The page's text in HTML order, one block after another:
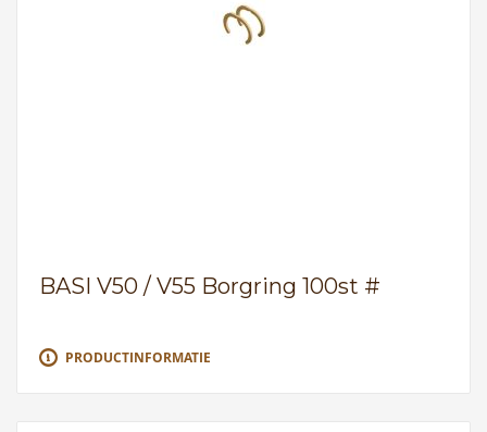
BASI V50 / V55 Borgring 100st #
PRODUCTINFORMATIE